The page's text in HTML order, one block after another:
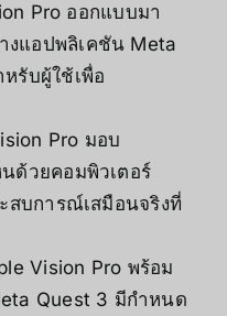
Pro ออกแบบมา
งแอปพลิเคชัน Meta
รับผู้ใช้เพื่อ
Pro มอบ
ด้วยคอมพิวเตอร์
สบการณ์เสมือนจริงที่
Vision Pro พร้อม
Quest 3 มีกำหนด